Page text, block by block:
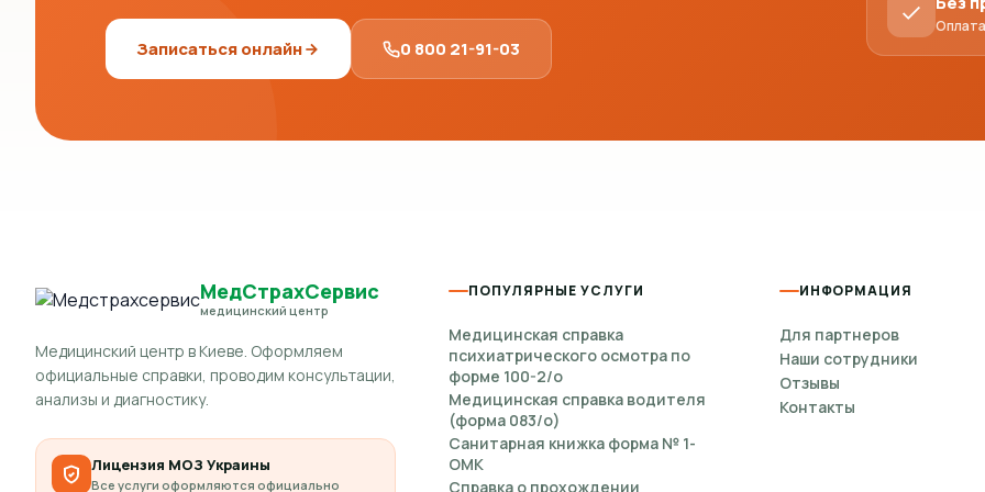
Записаться онлайн 0 800 21-91-03
МедСтрахСервис
медицинский центр
Медицинский центр в Киеве. Оформляем
официальные справки, проводим консультации,
анализы и диагностику.
Лицензия МОЗ Украины
Все услуги оформляются официально
ПОПУЛЯРНЫЕ УСЛУГИ
Медицинская справка
психиатрического осмотра по
форме 100-2/о
Медицинская справка водителя
(форма 083/о)
Санитарная книжка форма № 1-
ОМК
Справка о прохождении
ИНФОРМАЦИЯ
Для партнеров
Наши сотрудники
Отзывы
Контакты